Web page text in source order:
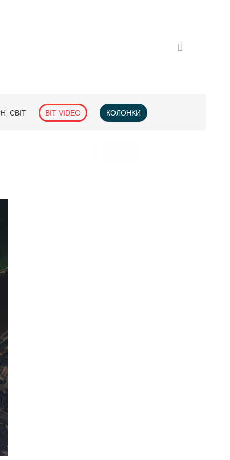
BIT VIDEO КОЛОНКИ